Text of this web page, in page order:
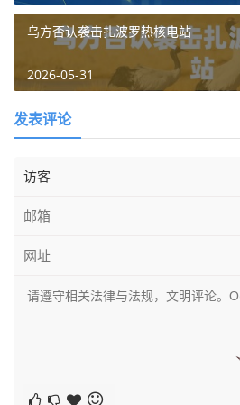
乌方否认袭击扎波罗热核电站
2026-05-31
发表评论